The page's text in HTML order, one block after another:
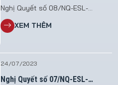
Nghị Quyết số 08/NQ-ESL-
HĐQT.23 V/v thay đổi Người đại
diện theo pháp luật không làm
XEM THÊM
24/07/2023
Nghị Quyết số 07/NQ-ESL-